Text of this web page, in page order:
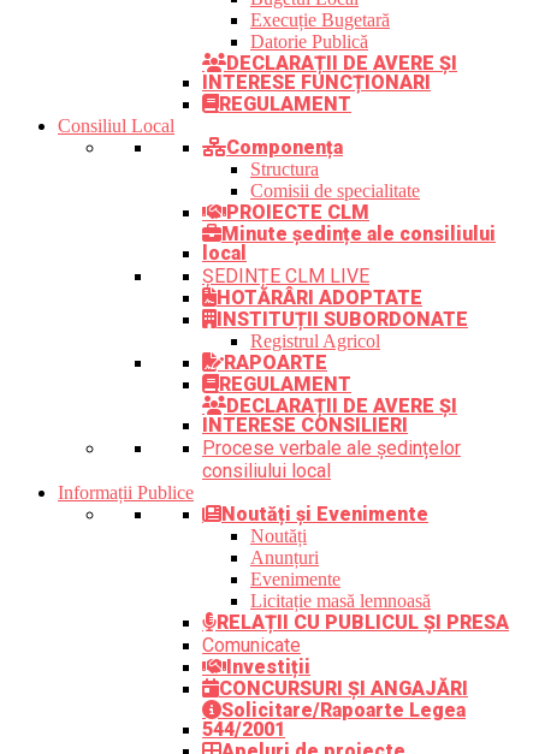
Execuție Bugetară
Datorie Publică
DECLARAȚII DE AVERE ȘI
INTERESE FUNCȚIONARI
REGULAMENT
Consiliul Local
Componența
Structura
Comisii de specialitate
PROIECTE CLM
Minute ședințe ale consiliului
local
ȘEDINȚE CLM LIVE
HOTĂRÂRI ADOPTATE
INSTITUȚII SUBORDONATE
Registrul Agricol
RAPOARTE
REGULAMENT
DECLARAȚII DE AVERE ȘI
INTERESE CONSILIERI
Procese verbale ale ședințelor
consiliului local
Informații Publice
Noutăți și Evenimente
Noutăți
Anunțuri
Evenimente
Licitație masă lemnoasă
RELAȚII CU PUBLICUL ȘI PRESA
Comunicate
Investiții
CONCURSURI ȘI ANGAJĂRI
Solicitare/Rapoarte Legea
544/2001